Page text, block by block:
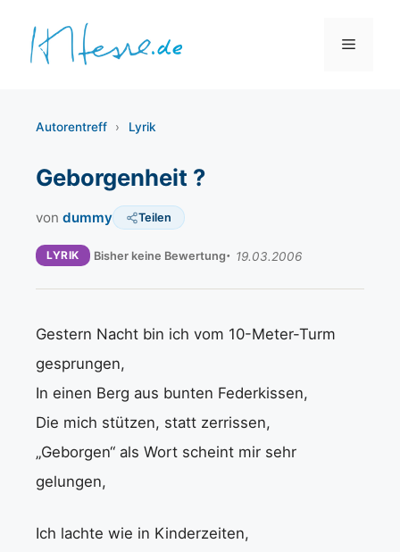
Inhalt
springen
Menü
Autorentreff › Lyrik
Geborgenheit ?
von dummy Teilen
LYRIK Bisher keine Bewertung 19.03.2006
Gestern Nacht bin ich vom 10-Meter-Turm
gesprungen,
In einen Berg aus bunten Federkissen,
Die mich stützen, statt zerrissen,
„Geborgen“ als Wort scheint mir sehr
gelungen,
Ich lachte wie in Kinderzeiten,